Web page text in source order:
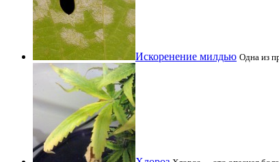
Искоренение милдью Одна из